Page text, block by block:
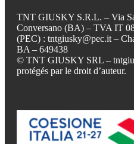
TNT GIUSKY S.R.L. – Via
Conversano (BA) – TVA IT
(PEC) : tntgiusky@pec.it –
BA – 649438
© TNT GIUSKY SRL –
protégés par le droit d’auteur.